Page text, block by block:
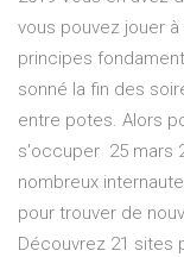
vous pouvez jouer
principes
sonné la fin des
entre potes. Alors
s'occuper 25 mars
nombreux
pour trouver de
Découvrez 21 sites